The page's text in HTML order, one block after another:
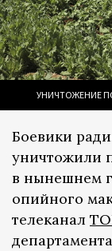
УНИЧТОЖЕНИЕ
Боевики
уничтожили
в нынешнем
опийного
телеканал